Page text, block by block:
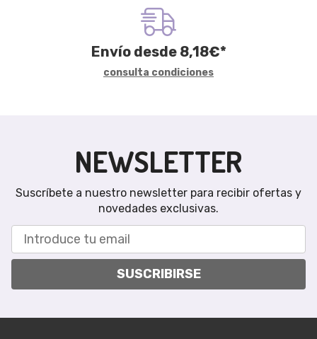
Envío desde 8,18€*
consulta condiciones
NEWSLETTER
Suscríbete a nuestro newsletter para recibir ofertas y
novedades exclusivas.
SUSCRIBIRSE